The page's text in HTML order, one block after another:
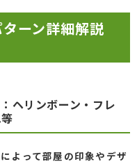
ーン詳細解説
ヘリンボーン・フレ
よって部屋の印象やデザ